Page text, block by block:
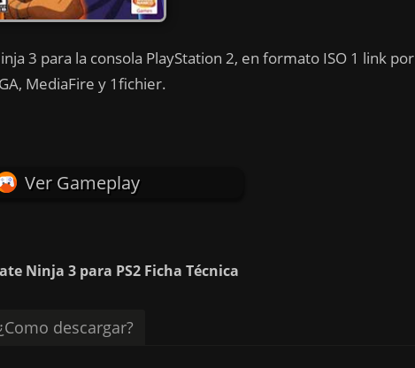
3 para la consola PlayStation 2, en formato ISO 1 link por
MediaFire y 1fichier.
Ver Gameplay
Ninja 3 para PS2 Ficha Técnica
descargar?